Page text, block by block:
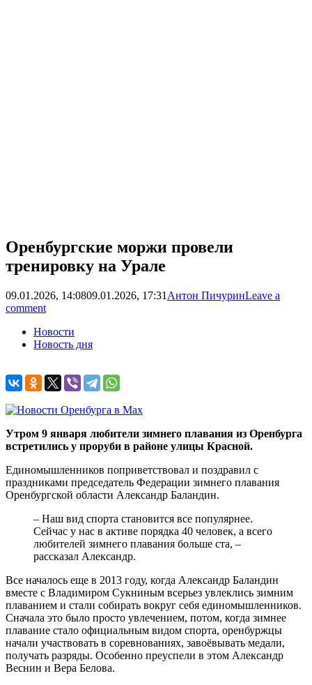
Оренбургские моржи провели
тренировку на Урале
09.01.2026, 14:0809.01.2026, 17:31 Антон ПичуринLeave a
comment
Новости
Новость дня
Утром 9 января любители зимнего плавания из Оренбурга
встретились у проруби в районе улицы Красной.
Единомышленников поприветствовал и поздравил с
праздниками председатель Федерации зимнего плавания
Оренбургской области Александр Баландин.
– Наш вид спорта становится все популярнее.
Сейчас у нас в активе порядка 40 человек, а всего
любителей зимнего плавания больше ста, –
рассказал Александр.
Все началось еще в 2013 году, когда Александр Баландин
вместе с Владимиром Сукниным всерьез увлеклись зимним
плаванием и стали собирать вокруг себя единомышленников.
Сначала это было просто увлечением, потом, когда зимнее
плавание стало официальным видом спорта, оренбуржцы
начали участвовать в соревнованиях, завоёвывать медали,
получать разряды. Особенно преуспели в этом Александр
Веснин и Вера Белова.